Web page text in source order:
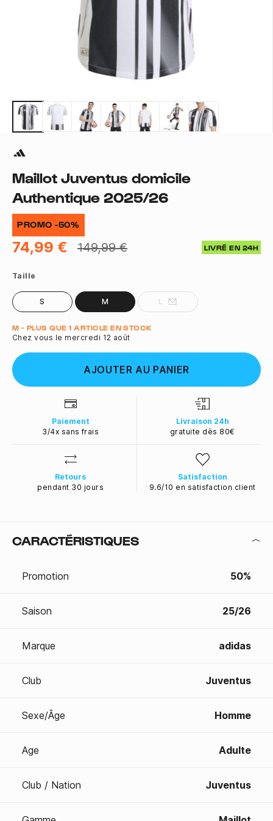
Maillot Juventus domicile
Authentique 2025/26
PROMO -50%
74,99 € 149,99 € LIVRÉ EN 24H
Taille
S M L
Quantité
M - PLUS QUE 1 ARTICLE EN STOCK
Chez vous le mercredi 12 août
AJOUTER AU PANIER
Paiement
3/4x sans frais
Livraison 24h
gratuite dès 80€
Retours
pendant 30 jours
Satisfaction
9.6/10 en satisfaction client
CARACTÉRISTIQUES
Promotion 50%
Saison 25/26
Marque adidas
Club Juventus
Sexe/Âge Homme
Age Adulte
Club / Nation Juventus